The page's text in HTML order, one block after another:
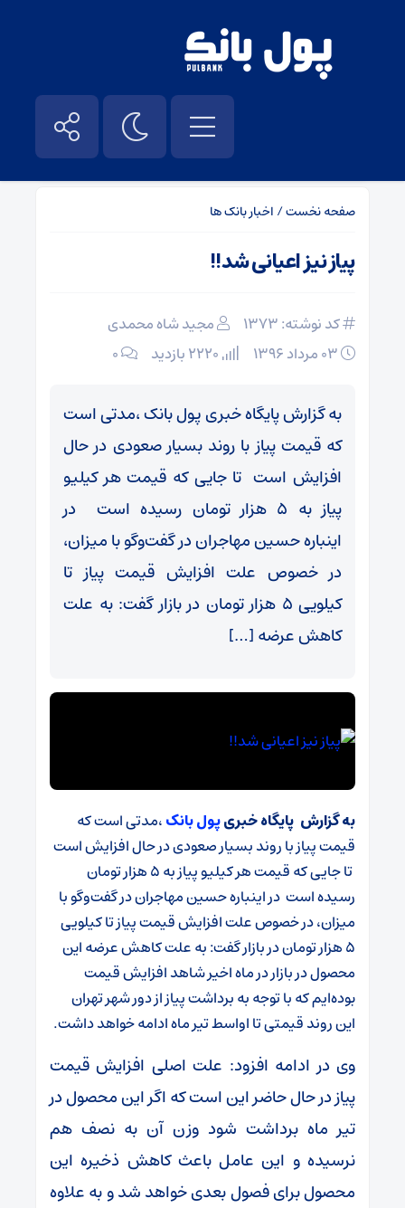
صفحه نخست/ اخبار بانک ها
پیاز نیز اعیانی شد!!
کد نوشته: 1373
مجید شاه محمدی
۰
به گزارش پایگاه خبری پول بانک ،مدتی است
که قیمت پیاز با روند بسیار صعودی در حال
افزایش است تا جایی که قیمت هر کیلیو
پیاز به 5 هزار تومان رسیده است در
اینباره حسین مهاجران در گفت‌و‌گو با میزان،
در خصوص علت افزایش قیمت پیاز تا
کیلویی 5 هزار تومان در بازار گفت: به علت
کاهش عرضه […]
به گزارش پایگاه خبریپول بانک،مدتی است که
قیمت پیاز با روند بسیار صعودی در حال افزایش است
تا جایی که قیمت هر کیلیو پیاز به 5 هزار تومان
رسیده است در اینباره حسین مهاجران در گفت‌و‌گو با
میزان، در خصوص علت افزایش قیمت پیاز تا کیلویی
5 هزار تومان در بازار گفت: به علت کاهش عرضه این
محصول در بازار در ماه اخیر شاهد افزایش قیمت
بوده‌ایم که با توجه به برداشت پیاز از دور شهر تهران
این روند قیمتی تا اواسط تیر ماه ادامه خواهد داشت.
وی در ادامه افزود: علت اصلی افزایش قیمت
پیاز در حال حاضر این است که اگر این محصول در
تیر ماه برداشت شود وزن آن به نصف هم
نرسیده و این عامل باعث کاهش ذخیره این
محصول برای فصول بعدی خواهد شد و به علاوه